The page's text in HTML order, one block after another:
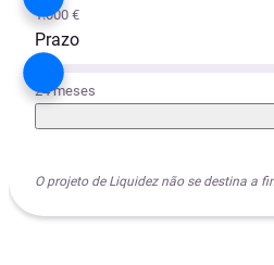
1.000 €
Prazo
24 meses
O projeto de Liquidez não se destina a